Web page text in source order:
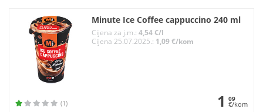
Minute Ice Coffee cappuccino 240 ml
Cijena za j.m.: 4,54 €/l
Cijena 25.07.2025.: 1,09 €/kom
(1) 1 09
€/kom